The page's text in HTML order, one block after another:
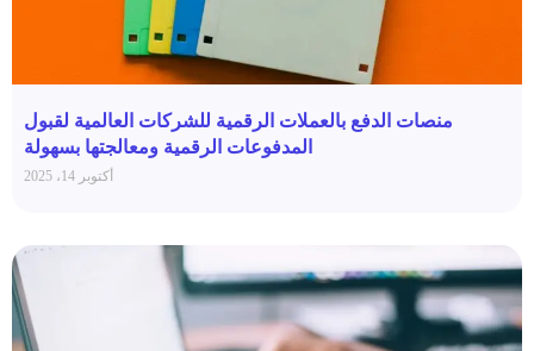
منصات الدفع بالعملات الرقمية للشركات العالمية لقبول
المدفوعات الرقمية ومعالجتها بسهولة
أكتوبر 14، 2025